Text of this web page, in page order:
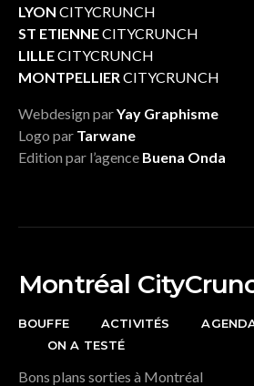
LYON CITYCRUNCH
ST ETIENNECITYCRUNCH
LILLECITYCRUNCH
MONTPELLIERCITYCRUNCH
Webdesign parYay Graphisme
Logo par Tarwane
Edition par l’agence Buena Onda
Montréal
BOUFFE ACTIVITÉS
ON A TESTÉ
Bons plans sorties à Montréal